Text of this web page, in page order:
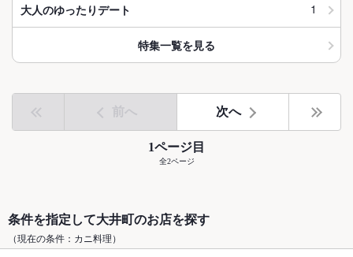
大人のゆったりデート 1
特集一覧を見る
前へ 次へ
1ページ目
全2ページ
条件を指定して大井町のお店を探す
（現在の条件：カニ料理）